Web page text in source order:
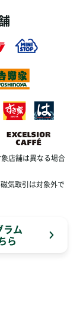
店舗は異なる場合
気取引は対象外で
ラム
ら